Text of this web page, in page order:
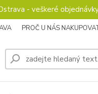
- veškeré
PROČ U NÁS